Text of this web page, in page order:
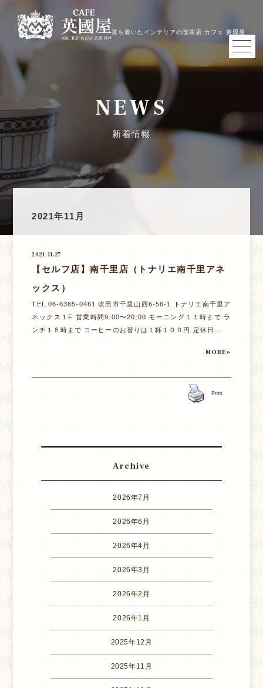
落ち着いたインテリアの喫茶店 カフェ 英國屋
NEWS
新着情報
2021年11月
2021.11.27
【セルフ店】南千里店（トナリエ南千里アネ
ックス）
TEL.06-6385-0461 吹田市千里山西6-56-1 トナリエ南千里ア
ネックス１F 営業時間9:00〜20:00 モーニング１１時まで ラ
ンチ１５時まで コーヒーのお替りは１杯１００円 定休日...
MORE»
Print
Archive
2026年7月
2026年6月
2026年4月
2026年3月
2026年2月
2026年1月
2025年12月
2025年11月